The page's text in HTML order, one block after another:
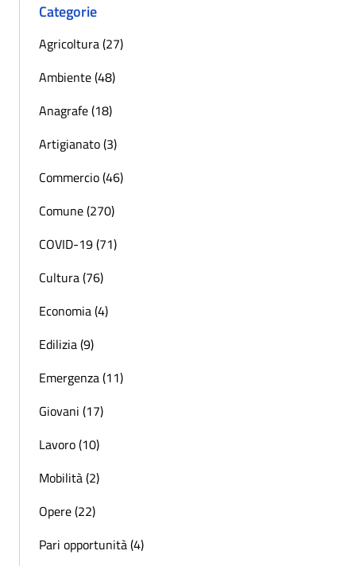
Categorie
Agricoltura (27)
Ambiente (48)
Anagrafe (18)
Artigianato (3)
Commercio (46)
Comune (270)
COVID-19 (71)
Cultura (76)
Economia (4)
Edilizia (9)
Emergenza (11)
Giovani (17)
Lavoro (10)
Mobilità (2)
Opere (22)
Pari opportunità (4)